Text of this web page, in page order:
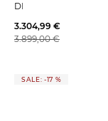
DIAMANT
3.304,99 €
3.899,00 €
SALE: -17 %